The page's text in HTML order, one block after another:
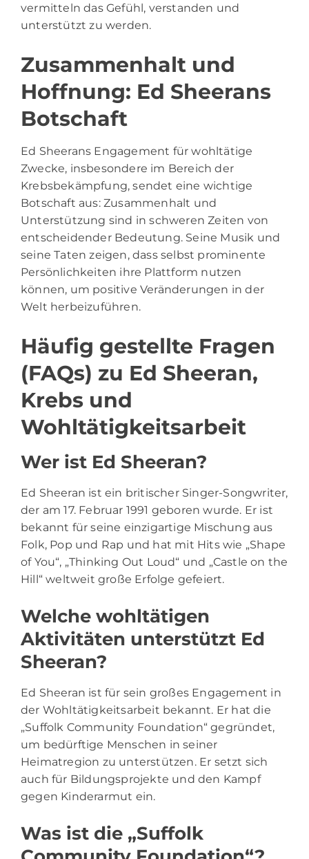
vermitteln das Gefühl, verstanden und
unterstützt zu werden.
Zusammenhalt und
Hoffnung: Ed Sheerans
Botschaft
Ed Sheerans Engagement für wohltätige
Zwecke, insbesondere im Bereich der
Krebsbekämpfung, sendet eine wichtige
Botschaft aus: Zusammenhalt und
Unterstützung sind in schweren Zeiten von
entscheidender Bedeutung. Seine Musik und
seine Taten zeigen, dass selbst prominente
Persönlichkeiten ihre Plattform nutzen
können, um positive Veränderungen in der
Welt herbeizuführen.
Häufig gestellte Fragen
(FAQs) zu Ed Sheeran,
Krebs und
Wohltätigkeitsarbeit
Wer ist Ed Sheeran?
Ed Sheeran ist ein britischer Singer-Songwriter,
der am 17. Februar 1991 geboren wurde. Er ist
bekannt für seine einzigartige Mischung aus
Folk, Pop und Rap und hat mit Hits wie „Shape
of You“, „Thinking Out Loud“ und „Castle on the
Hill“ weltweit große Erfolge gefeiert.
Welche wohltätigen
Aktivitäten unterstützt Ed
Sheeran?
Ed Sheeran ist für sein großes Engagement in
der Wohltätigkeitsarbeit bekannt. Er hat die
„Suffolk Community Foundation“ gegründet,
um bedürftige Menschen in seiner
Heimatregion zu unterstützen. Er setzt sich
auch für Bildungsprojekte und den Kampf
gegen Kinderarmut ein.
Was ist die „Suffolk